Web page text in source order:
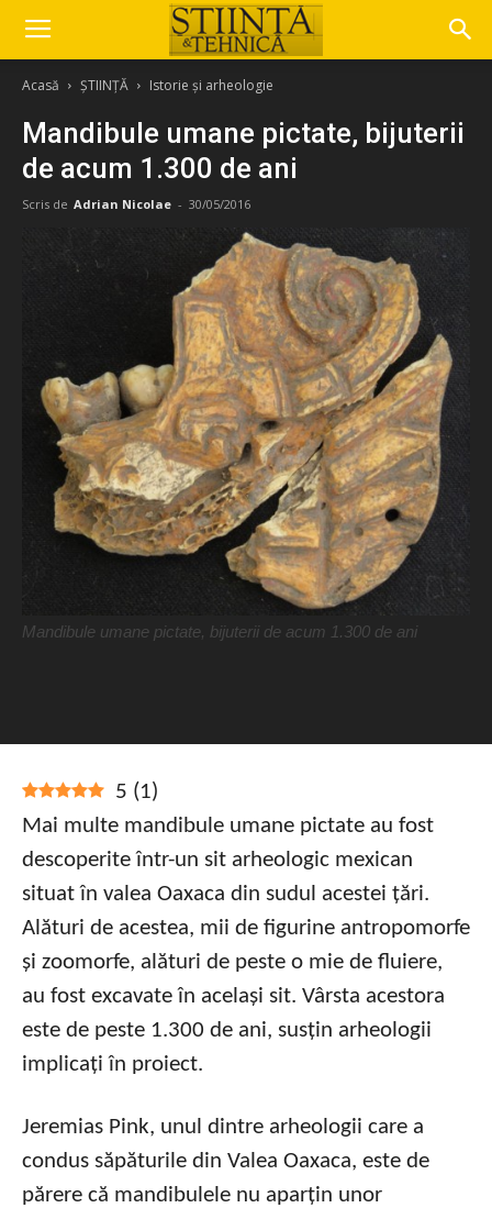
Acasă ȘTIINȚĂ Istorie și arheologie
Mandibule umane pictate, bijuterii
de acum 1.300 de ani
Scris de Adrian Nicolae - 30/05/2016
Mandibule umane pictate, bijuterii de acum 1.300 de ani
5 (1)
Mai multe mandibule umane pictate au fost
descoperite într-un sit arheologic mexican
situat în valea Oaxaca din sudul acestei țări.
Alături de acestea, mii de figurine antropomorfe
și zoomorfe, alături de peste o mie de fluiere,
au fost excavate în același sit. Vârsta acestora
este de peste 1.300 de ani, susțin arheologii
implicați în proiect.
Jeremias Pink, unul dintre arheologii care a
condus săpăturile din Valea Oaxaca, este de
părere că mandibulele nu aparțin unor